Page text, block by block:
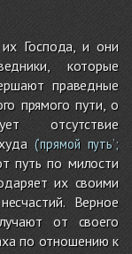
Господа, и они
которые
праведные
прямого пути, о
отсутствие
(‘прямой путь’;
путь по милости
их своими
Верное
от своего
по отношению к